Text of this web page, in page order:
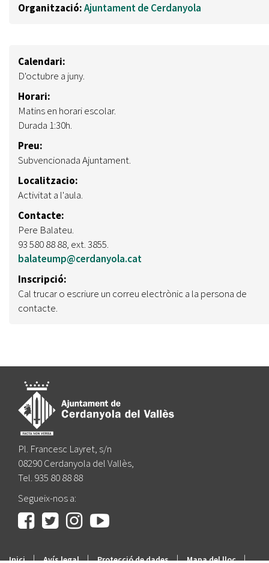
Organització:Ajuntament de Cerdanyola
Calendari:
D'octubre a juny.
Horari:
Matins en horari escolar.
Durada 1:30h.
Preu:
Subvencionada Ajuntament.
Localitzacio:
Activitat a l'aula.
Contacte:
Pere Balateu.
93 580 88 88, ext. 3855.
balateump@cerdanyola.cat
Inscripció:
Cal trucar o escriure un correu electrònic a la persona de
contacte.
Pl. Francesc Layret, s/n
08290 Cerdanyola del Vallès,
Tel. 935 80 88 88
Segueix-nos a:
Inici | Avís legal | Protecció de dades | Mapa del lloc |